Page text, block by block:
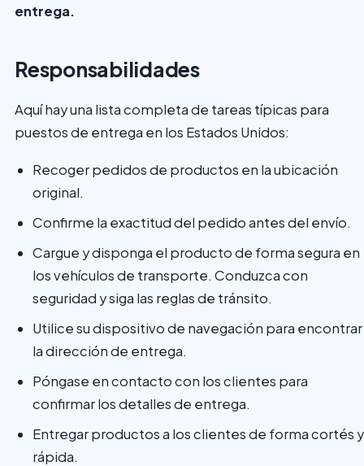
entrega.
Responsabilidades
Aquí hay una lista completa de tareas típicas para
puestos de entrega en los Estados Unidos:
Recoger pedidos de productos en la ubicación
original.
Confirme la exactitud del pedido antes del envío.
Cargue y disponga el producto de forma segura en
los vehículos de transporte. Conduzca con
seguridad y siga las reglas de tránsito.
Utilice su dispositivo de navegación para encontrar
la dirección de entrega.
Póngase en contacto con los clientes para
confirmar los detalles de entrega.
Entregar productos a los clientes de forma cortés y
rápida.